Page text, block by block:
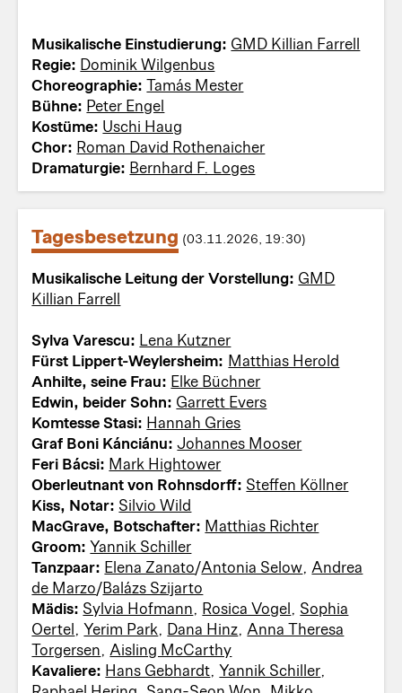
Musikalische Einstudierung: GMD Killian Farrell
Regie: Dominik Wilgenbus
Choreographie:Tamás Mester
Bühne: Peter Engel
Kostüme: Uschi Haug
Chor: Roman David Rothenaicher
Dramaturgie: Bernhard F. Loges
Tagesbesetzung (03.11.2026, 19:30)
Musikalische Leitung der Vorstellung: GMD
Killian Farrell
Sylva Varescu: Lena Kutzner
Fürst Lippert-Weylersheim: Matthias Herold
Anhilte, seine Frau: Elke Büchner
Edwin, beider Sohn:
Garrett Evers
Komtesse Stasi: Hannah Gries
Graf Boni Kánciánu:Johannes Mooser
Feri Bácsi: Mark Hightower
Oberleutnant von Rohnsdorff: Steffen Köllner
Kiss, Notar: Silvio Wild
MacGrave, Botschafter: Matthias Richter
Groom:Yannik Schiller
Tanzpaar: Elena Zanato/Antonia Selow,Andrea
de Marzo/Balázs Szijarto
Mädis: Sylvia Hofmann, Rosica Vogel, Sophia
Oertel,Yerim Park, Dana Hinz,Anna Theresa
Torgersen,Aisling McCarthy
Kavaliere: Hans Gebhardt,Yannik Schiller,